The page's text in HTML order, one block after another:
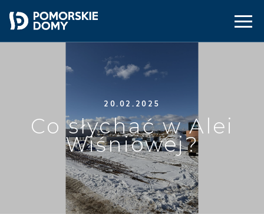
20.02.2025
Co słychać w Alei
Wiśniowej?